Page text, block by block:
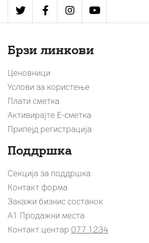
Брзи линкови
Ценовници
Услови за користење
Плати сметка
Активирајте Е-сметка
Припејд регистрација
Поддршка
Секција за поддршка
Контакт форма
Закажи бизнис состанок
A1 Продажни места
Контакт центар 077 1234